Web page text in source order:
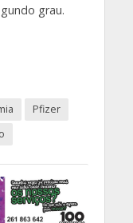
grau.
Pfizer